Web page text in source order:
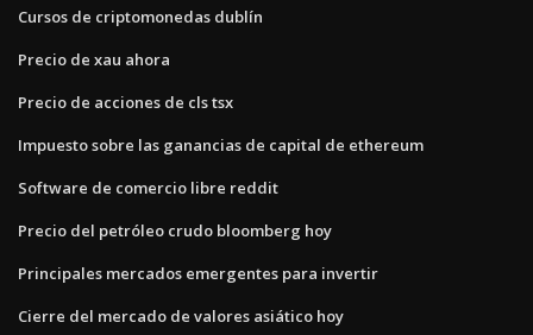
Cursos de criptomonedas dublín
Precio de xau ahora
Precio de acciones de cls tsx
Impuesto sobre las ganancias de capital de ethereum
Software de comercio libre reddit
Precio del petróleo crudo bloomberg hoy
Principales mercados emergentes para invertir
Cierre del mercado de valores asiático hoy